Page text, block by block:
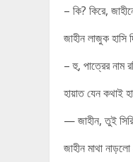
– কি? কিরে,
জাহীন লাজুক হাসি
– হু, পাত্রের নাম
হায়াত যেন কথাই
— জাহীন, তুই
জাহীন মাথা